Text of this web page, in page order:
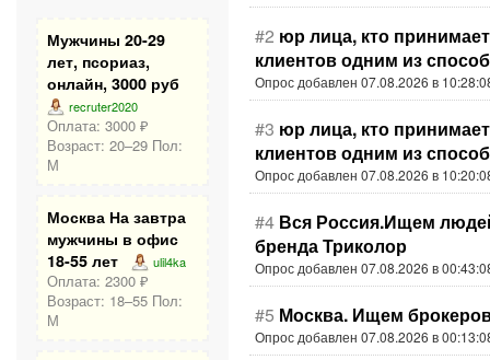
Мужчины 20-29
лет, псориаз,
онлайн, 3000 руб
recruter2020
Оплата: 3000 ₽
Возраст: 20–29 Пол:
М
Москва На завтра
мужчины в офис
18-55 лет
ulil4ka
Оплата: 2300 ₽
Возраст: 18–55 Пол:
М
#2 юр лица, кто
клиентов одним из
Опрос добавлен 07.08.2026 в
#3 юр лица, кто
клиентов одним из
Опрос добавлен 07.08.2026 в
#4 Вся Россия.Ищем
бренда Триколор
Опрос добавлен 07.08.2026 в
#5 Москва. Ищем
Опрос добавлен 07.08.2026 в